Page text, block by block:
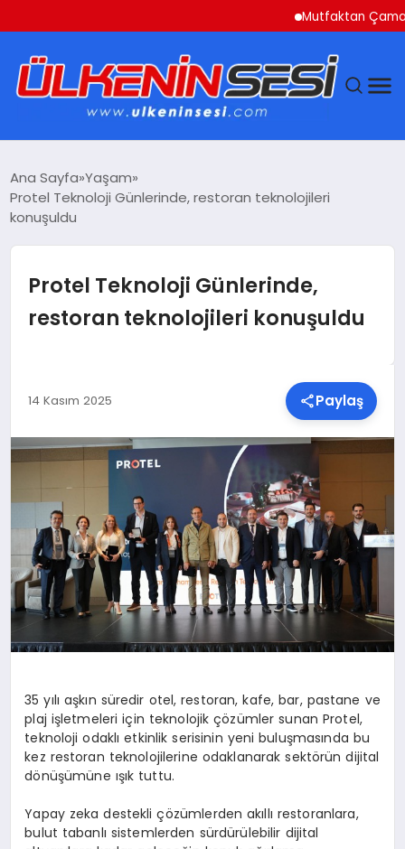
Mutfaktan Çamaşır
EKONOMI
SIYASET
SPOR
TEKNOLOJI
YAŞAM
MALATYA HABERLERI
Ana Sayfa Yaşam
Protel Teknoloji Günlerinde, restoran teknolojileri
konuşuldu
Protel Teknoloji Günlerinde,
restoran teknolojileri konuşuldu
14 Kasım 2025 Paylaş
35 yılı aşkın süredir otel, restoran, kafe, bar, pastane ve
plaj işletmeleri için teknolojik çözümler sunan Protel,
teknoloji odaklı etkinlik serisinin yeni buluşmasında bu
kez restoran teknolojilerine odaklanarak sektörün dijital
dönüşümüne ışık tuttu.
Yapay zeka destekli çözümlerden akıllı restoranlara,
bulut tabanlı sistemlerden sürdürülebilir dijital